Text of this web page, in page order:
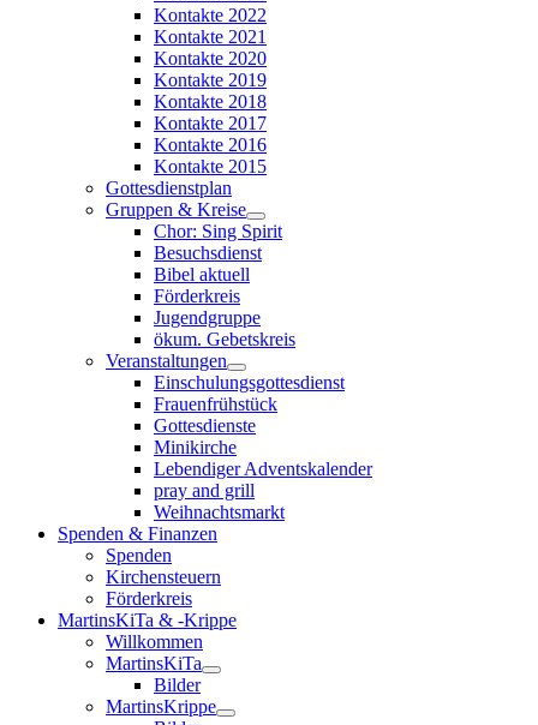
Kontakte 2022
Kontakte 2021
Kontakte 2020
Kontakte 2019
Kontakte 2018
Kontakte 2017
Kontakte 2016
Kontakte 2015
Gottesdienstplan
Gruppen & Kreise
Chor: Sing Spirit
Besuchsdienst
Bibel aktuell
Förderkreis
Jugendgruppe
ökum. Gebetskreis
Veranstaltungen
Einschulungsgottesdienst
Frauenfrühstück
Gottesdienste
Minikirche
Lebendiger Adventskalender
pray and grill
Weihnachtsmarkt
Spenden & Finanzen
Spenden
Kirchensteuern
Förderkreis
MartinsKiTa & -Krippe
Willkommen
MartinsKiTa
Bilder
MartinsKrippe